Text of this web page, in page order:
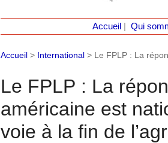
Accueil Qui
Accueil > International > Le FPLP : La
Le FPLP : La
américaine est
voie à la fin de